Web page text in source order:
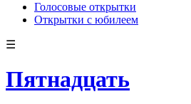
Голосовые открытки
Открытки с юбилеем
☰
Пятнадцать